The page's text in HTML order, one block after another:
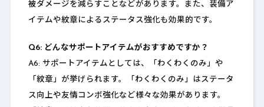
被ダメージを減らすことなどがあります。また、装備ア
イテムや紋章によるステータス強化も効果的です。
Q6: どんなサポートアイテムがおすすめですか？
A6: サポートアイテムとしては、「わくわくのみ」や
「紋章」が挙げられます。「わくわくのみ」はステータ
ス向上や友情コンボ強化など様々な効果があります。